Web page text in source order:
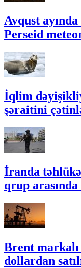
Avqust
Perseid
İqlim
şəraitini
İranda
qrup
Brent
dollardan